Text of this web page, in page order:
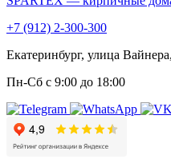
+7 (912) 2-300-300
Екатеринбург, улица
Пн-Сб с 9:00 до 18:00